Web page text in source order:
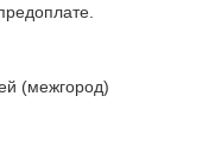
(межгород)